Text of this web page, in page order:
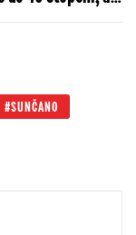
SUNČANO